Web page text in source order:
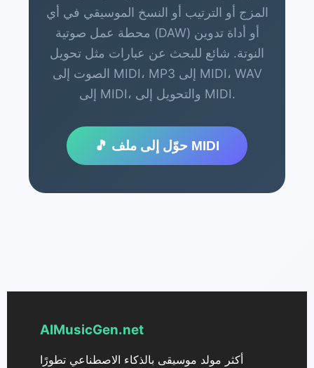
المزج أو الترتيب أو النسخ الموسيقي في أي
محطة عمل صوتية (DAW) أو أداة تدوين
النوتة. شائع للبحث عن عبارات مثل تحويل
الصوت إلى MIDI، MP3 إلى MIDI، WAV
إلى MIDI، والتحويل إلى MIDI.
🎵 حوّل إلى ملف MIDI
AIMusicGen.net
أكثر مولد موسيقى بالذكاء الاصطناعي تطورًا